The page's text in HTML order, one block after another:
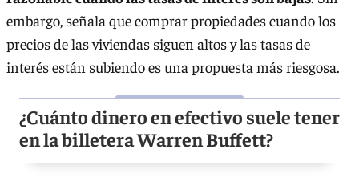
embargo, señala que comprar propiedades cuando los
precios de las viviendas siguen altos y las tasas de
interés están subiendo es una propuesta más riesgosa.
¿Cuánto dinero en efectivo suele tener
en la billetera Warren Buffett?